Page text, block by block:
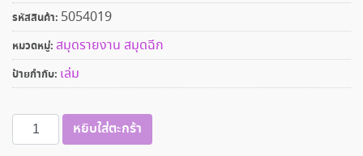
รหัสสินค้า: 5054019
หมวดหมู่: สมุดรายงาน สมุดฉีก
ป้ายกำกับ: เล่ม
จำนวน
ตรา
หยิบใส่ตะกร้า